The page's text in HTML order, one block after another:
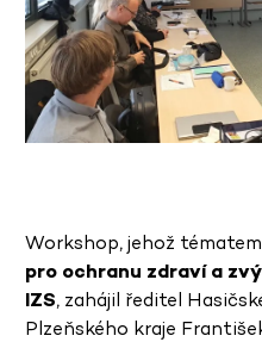
Workshop, jehož
pro ochranu zdraví a
IZS, zahájil ředitel
Plzeňského kraje